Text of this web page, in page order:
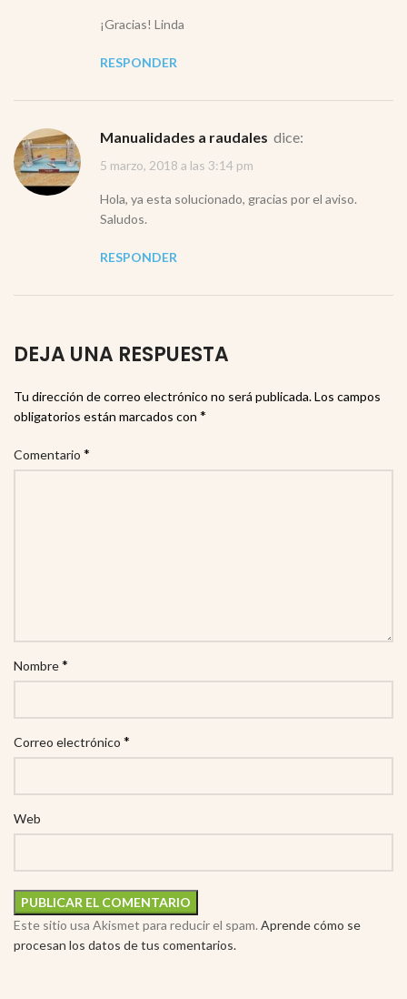
¡Gracias! Linda
RESPONDER
Manualidades a raudales dice:
5 marzo, 2018 a las 3:14 pm
Hola, ya esta solucionado, gracias por el aviso.
Saludos.
RESPONDER
DEJA UNA RESPUESTA
Tu dirección de correo electrónico no será publicada.Los campos
obligatorios están marcados con *
Comentario *
Nombre*
Correo electrónico *
Web
Este sitio usa Akismet para reducir el spam. Aprende cómo se
procesan los datos de tus comentarios.